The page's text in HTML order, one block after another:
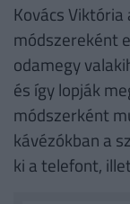
Kovács
módszereként
odamegy
és így lopják
módszerként
kávézókban a
ki a telefont,